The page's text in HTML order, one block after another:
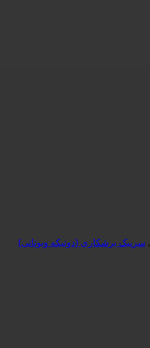
, سرپیک برشکاری (دوتیکه وبوتانی)